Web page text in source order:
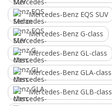
Mercedes-Benz EQS SUV
Mercedes-Benz G-class
Mercedes-Benz GL-class
Mercedes-Benz GLA-class
Mercedes-Benz GLB-class